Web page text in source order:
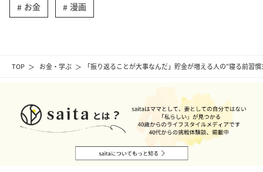
TOP お金・学ぶ 「振り返ることが大事なんだ」貯金が増える人の“寝る前習慣
お金 漫画